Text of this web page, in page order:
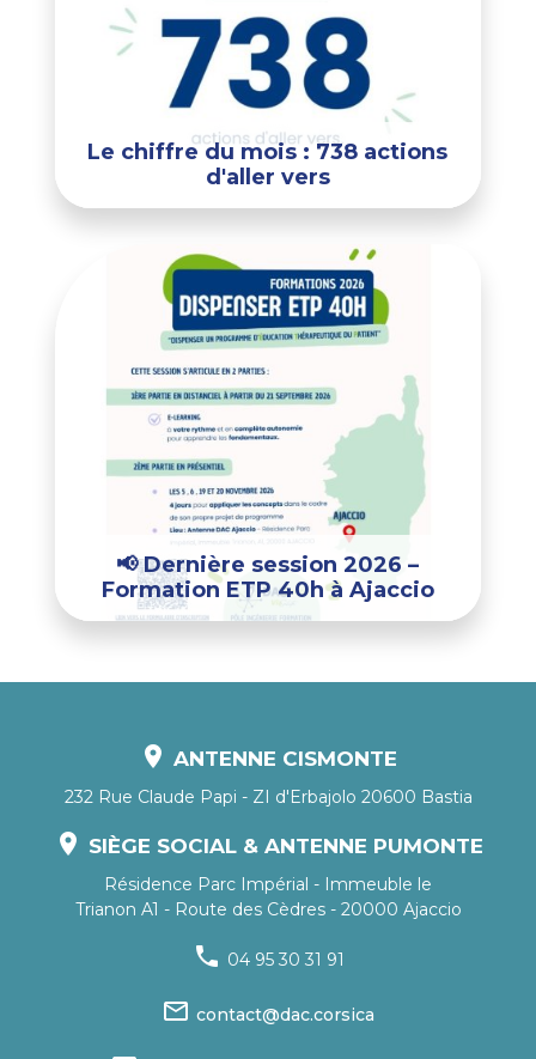
Le chiffre du mois : 738 actions
d'aller vers
📢 Dernière session 2026 –
Formation ETP 40h à Ajaccio
location_on ANTENNE CISMONTE
232 Rue Claude Papi - ZI d'Erbajolo 20600 Bastia
location_on SIÈGE SOCIAL & ANTENNE PUMONTE
Résidence Parc Impérial - Immeuble le
Trianon A1 - Route des Cèdres - 20000 Ajaccio
phone 04 95 30 31 91
mail_outline contact@dac.corsica